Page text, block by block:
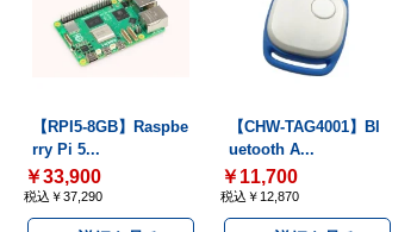
【RPI5-8GB】Raspbe
rry Pi 5...
￥33,900
税込￥37,290
【CHW-TAG4001】Bl
uetooth A...
￥11,700
税込￥12,870